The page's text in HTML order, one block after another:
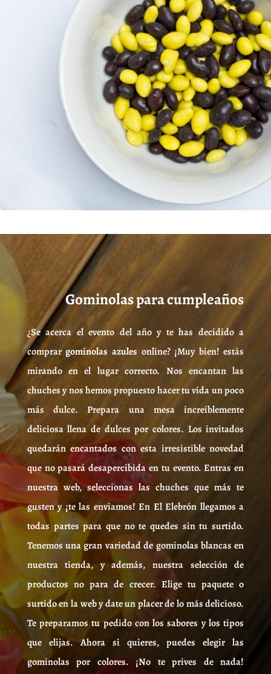
Gominolas para cumpleaños
¿Se acerca el evento del año y te has decidido a
comprargominolas azules online? ¡Muy bien! estás
mirando en el lugar correcto. Nos encantan las
chuches y nos hemos propuesto hacer tu vida un poco
más dulce. Prepara una mesa increíblemente
deliciosa llena de dulces por colores. Los invitados
quedarán encantados con esta irresistible novedad
que no pasará desapercibida en tu evento. Entras en
nuestra web, seleccionas las chuches que más te
gusten y ¡te las enviamos! En El Elebrón llegamos a
todas partes para que no te quedes sin tu surtido.
Tenemos una gran variedad de gominolas blancas en
nuestra tienda, y además, nuestra selección de
productos no para de crecer. Elige tu paquete o
surtido en la web y date un placer de lo más delicioso.
Te preparamos tu pedido con los sabores y los tipos
que elijas. Ahora si quieres, puedes elegir las
gominolas por colores. ¡No te prives de nada!